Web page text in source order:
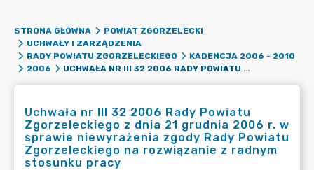
STRONA GŁÓWNA
POWIAT ZGORZELECKI
UCHWAŁY I ZARZĄDZENIA
RADY POWIATU ZGORZELECKIEGO
KADENCJA 2006 - 2010
2006
UCHWAŁA NR III 32 2006 RADY POWIATU ZGORZELECKIEGO Z DNIA 21 GRUDNIA 2006 R. W SPRAWIE NIEWYRAŻENIA ZGODY RADY POWIATU ZGORZELECKIEGO NA ROZWIĄZANIE Z RADNYM STOSUNKU PRACY
Uchwała nr III 32 2006 Rady Powiatu
Zgorzeleckiego z dnia 21 grudnia 2006 r. w
sprawie niewyrażenia zgody Rady Powiatu
Zgorzeleckiego na rozwiązanie z radnym
stosunku pracy